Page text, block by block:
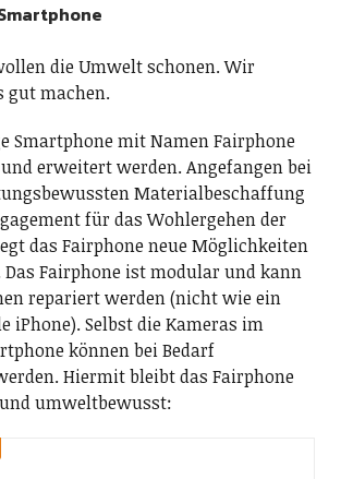
die Umwelt schonen. Wir
gut machen.
Smartphone mit Namen Fairphone
erweitert werden. Angefangen bei
Materialbeschaffung
für das Wohlergehen der
das Fairphone neue Möglichkeiten
Das Fairphone ist modular und kann
repariert werden (nicht wie ein
iPhone). Selbst die Kameras im
können bei Bedarf
Hiermit bleibt das Fairphone
umweltbewusst: